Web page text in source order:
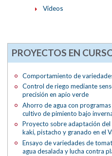
Vídeos
PROYECTOS EN
Comportamiento de
Control de riego mediante
precisión en apio verde
Ahorro de agua con
cultivo de pimiento bajo
Proyecto sobre adaptación
kaki, pistacho y granado en el
Ensayo de variedades de
agua desalada y lucha contra